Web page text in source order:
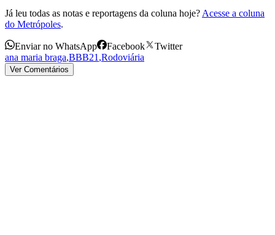
Já leu todas as notas e reportagens da coluna hoje? Acesse a coluna
do Metrópoles.
Enviar no WhatsApp Facebook
Twitter
ana maria braga,BBB21 ,Rodoviária
Ver Comentários